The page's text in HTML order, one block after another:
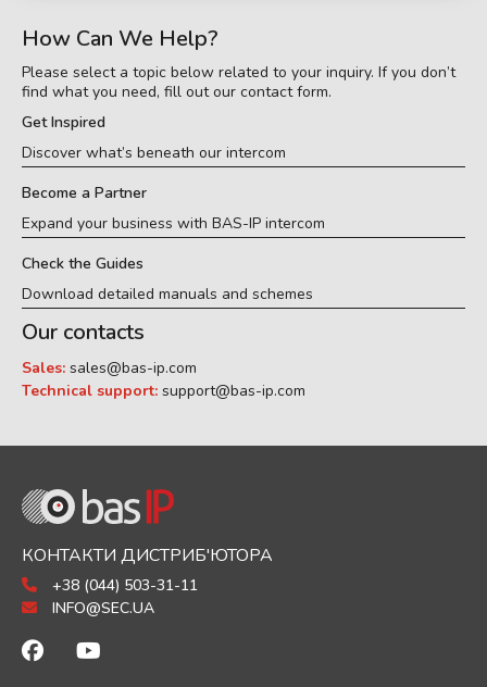
How Can We Help?
Please select a topic below related to your inquiry. If you don’t
find what you need, fill out our contact form.
Get Inspired
Discover what’s beneath our intercom
Become a Partner
Expand your business with BAS-IP intercom
Check the Guides
Download detailed manuals and schemes
Our contacts
Sales: sales@bas-ip.com
Technical support: support@bas-ip.com
КОНТАКТИ ДИСТРИБ'ЮТОРА
+38 (044) 503-31-11
INFO@SEC.UA